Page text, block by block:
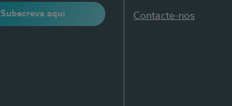
Subscreva aqui Contacte-nos